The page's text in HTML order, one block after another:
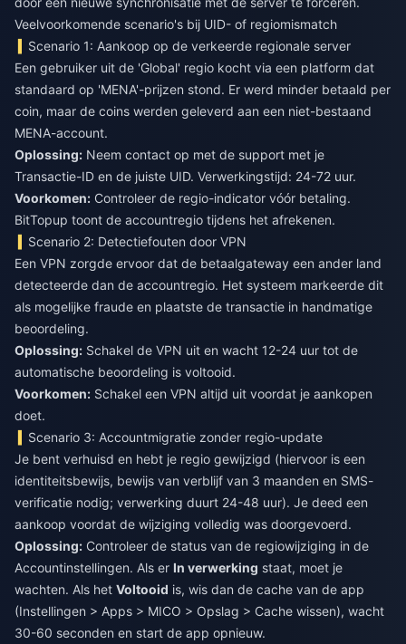
Veelvoorkomende scenario's bij UID- of regiomismatch
Scenario 1: Aankoop op de verkeerde regionale server
Een gebruiker uit de 'Global' regio kocht via een platform dat
standaard op 'MENA'-prijzen stond. Er werd minder betaald per
coin, maar de coins werden geleverd aan een niet-bestaand
MENA-account.
Oplossing: Neem contact op met de support met je
Transactie-ID en de juiste UID. Verwerkingstijd: 24-72 uur.
Voorkomen: Controleer de regio-indicator vóór betaling.
BitTopup toont de accountregio tijdens het afrekenen.
Scenario 2: Detectiefouten door VPN
Een VPN zorgde ervoor dat de betaalgateway een ander land
detecteerde dan de accountregio. Het systeem markeerde dit
als mogelijke fraude en plaatste de transactie in handmatige
beoordeling.
Oplossing: Schakel de VPN uit en wacht 12-24 uur tot de
automatische beoordeling is voltooid.
Voorkomen: Schakel een VPN altijd uit voordat je aankopen
doet.
Scenario 3: Accountmigratie zonder regio-update
Je bent verhuisd en hebt je regio gewijzigd (hiervoor is een
identiteitsbewijs, bewijs van verblijf van 3 maanden en SMS-
verificatie nodig; verwerking duurt 24-48 uur). Je deed een
aankoop voordat de wijziging volledig was doorgevoerd.
Oplossing: Controleer de status van de regiowijziging in de
Accountinstellingen. Als er In verwerking staat, moet je
wachten. Als het Voltooid is, wis dan de cache van de app
(Instellingen > Apps > MICO > Opslag > Cache wissen), wacht
30-60 seconden en start de app opnieuw.